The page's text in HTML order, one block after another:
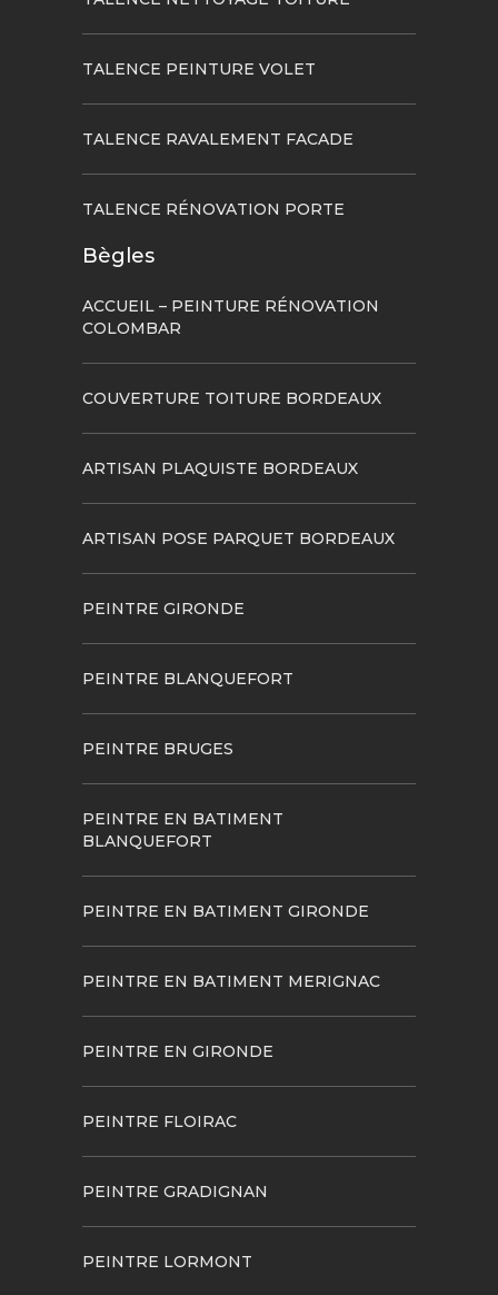
TALENCE PEINTURE VOLET
TALENCE RAVALEMENT FACADE
TALENCE RÉNOVATION PORTE
Bègles
ACCUEIL – PEINTURE RÉNOVATION
COLOMBAR
COUVERTURE TOITURE BORDEAUX
ARTISAN PLAQUISTE BORDEAUX
ARTISAN POSE PARQUET BORDEAUX
PEINTRE GIRONDE
PEINTRE BLANQUEFORT
PEINTRE BRUGES
PEINTRE EN BATIMENT
BLANQUEFORT
PEINTRE EN BATIMENT GIRONDE
PEINTRE EN BATIMENT MERIGNAC
PEINTRE EN GIRONDE
PEINTRE FLOIRAC
PEINTRE GRADIGNAN
PEINTRE LORMONT